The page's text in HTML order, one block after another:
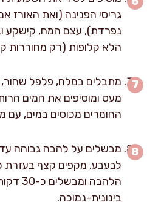
גריסי הפנינה (ואת האורז
נפרדת), עצם המח, קישקע
הלא קלופות (רק מחוררות
מתבלים במלח, פלפל שחור,
מעט ומוסיפים את המים
החומרים מכוסים במים, עם מרווח
מבשלים על להבה גבוהה
לבעבע. מקפים קצף בעזרת
הלהבה
בינונית-נמוכה.